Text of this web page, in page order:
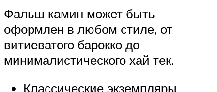
Фальш камин может быть
оформлен в любом стиле, от
витиеватого барокко до
минималистического хай тек.
Классические экземпляры